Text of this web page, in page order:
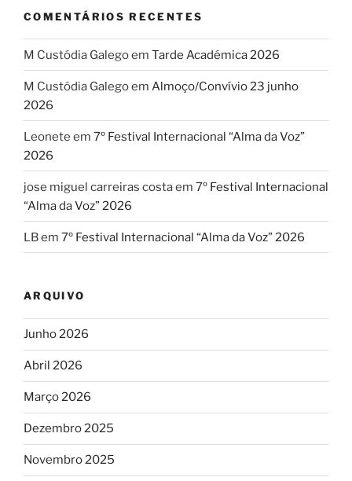
COMENTÁRIOS RECENTES
M Custódia Galegoem Tarde Académica 2026
M Custódia Galegoem Almoço/Convívio 23 junho
2026
Leonete em 7º Festival Internacional “Alma da Voz”
2026
jose miguel carreiras costaem 7º Festival Internacional
“Alma da Voz” 2026
LBem 7º Festival Internacional “Alma da Voz” 2026
ARQUIVO
Junho 2026
Abril 2026
Março 2026
Dezembro 2025
Novembro 2025